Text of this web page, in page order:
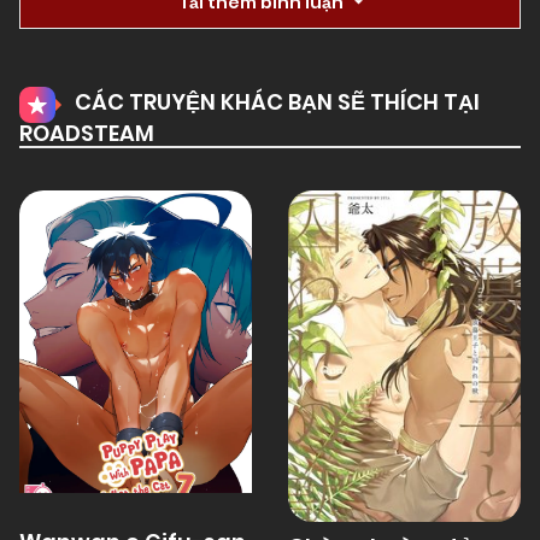
Chapter 13 01/01/1970
Chapter 12 01/01/1970
Chapter 11 01/01/1970
Chapter 10 01/01/1970
Chapter 9 01/01/1970
CÁC TRUYỆN KHÁC BẠN SẼ THÍCH TẠI
ROADSTEAM